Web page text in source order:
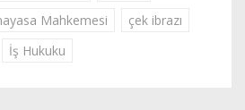
Mahkemesi
çek ibrazı
İş Hukuku